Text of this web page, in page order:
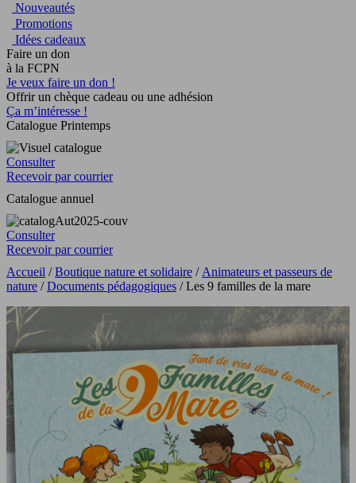
Nouveautés
Promotions
Idées cadeaux
Faire un don
à la FCPN
Je veux faire un don !
Offrir un chèque cadeau ou une adhésion
Ça m’intéresse !
Catalogue Printemps
Consulter
Recevoir par courrier
Catalogue annuel
Consulter
Recevoir par courrier
Accueil /Boutique nature et solidaire / Animateurs et passeurs de
nature /Documents pédagogiques / Les 9 familles de la mare